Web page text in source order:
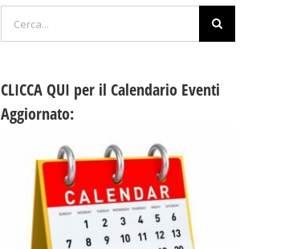
per:
CLICCA QUI per il Calendario Eventi
Aggiornato: